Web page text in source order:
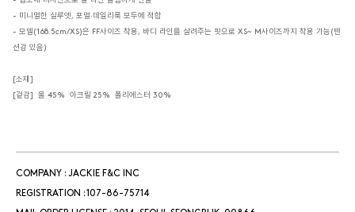
- 미니멀한 실루엣, 포멀·데일리룩 모두에 적합
- 모델(168.5cm/XS)은 FF사이즈 착용, 바디 라인을 살려주는 핏으로 XS~ M사이즈까지 착용 가능(텐
션감 있음)
[소재]
[겉감] 울 45% 아크릴 25% 폴리에스터 30%
COMPANY : JACKIE F&C INC
REGISTRATION : 107-86-75714